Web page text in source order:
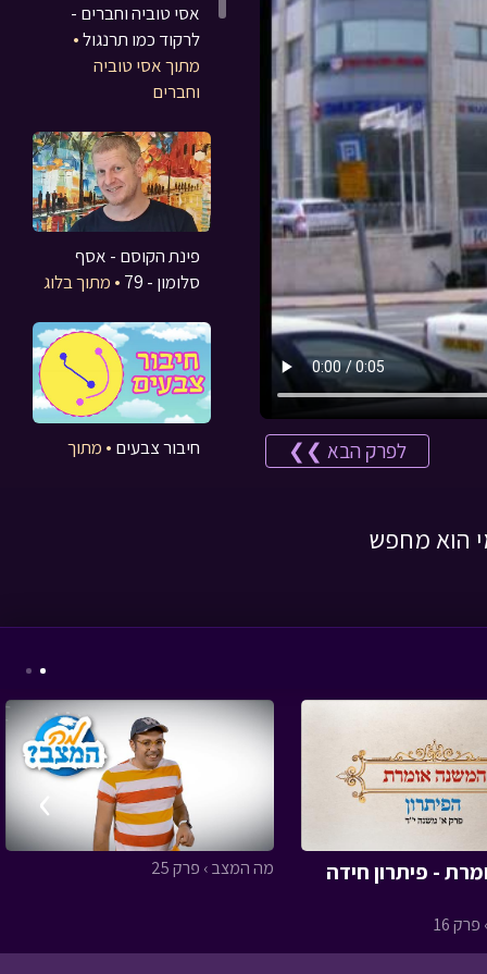
לפרק הבא ❯❯
אסי טוביה וחברים -
לרקוד כמו תרנגול•
מתוך אסי טוביה
וחברים
פינת הקוסם - אסף
סלומון - 79
• מתוך בלוג
חיבור צבעים • מתוך
• מתוך
זום ערב יום כיפור תשפו
- עם טוביה
הוא מחפש
- פיתרון חידה
16
מה המצב › פרק 25
›